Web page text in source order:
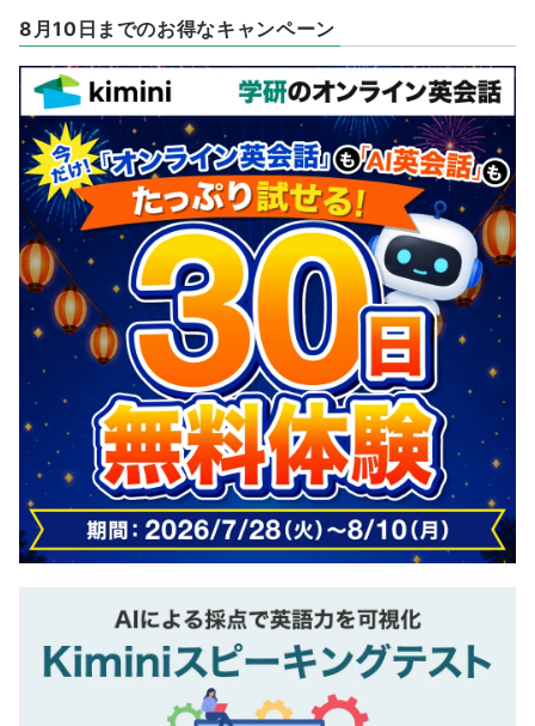
8月10日までのお得なキャンペーン